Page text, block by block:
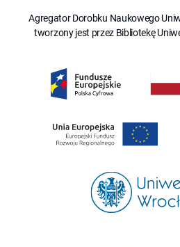
Agregator Dorobku Naukowego
tworzony jest przez Bibliotekę